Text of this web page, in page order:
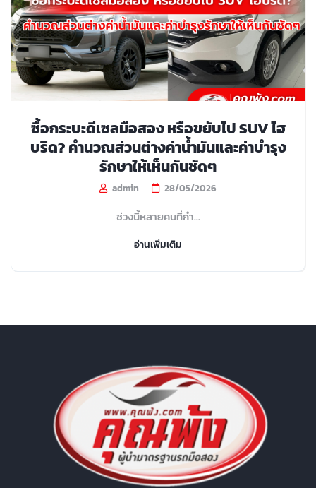
ซื้อกระบะดีเซลมือสอง หรือขยับไป SUV ไฮ
บริด? คำนวณส่วนต่างค่าน้ำมันและค่าบำรุง
รักษาให้เห็นกันชัดๆ
admin 28/05/2026
ช่วงนี้หลายคนที่กำ...
อ่านเพิ่มเติม